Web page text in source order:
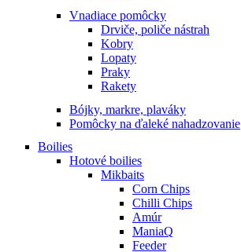
Vnadiace pomôcky
Drviče, poliče nástrah
Kobry
Lopaty
Praky
Rakety
Bójky, markre, plaváky
Pomôcky na ďaleké nahadzovanie
Boilies
Hotové boilies
Mikbaits
Corn Chips
Chilli Chips
Amúr
ManiaQ
Feeder